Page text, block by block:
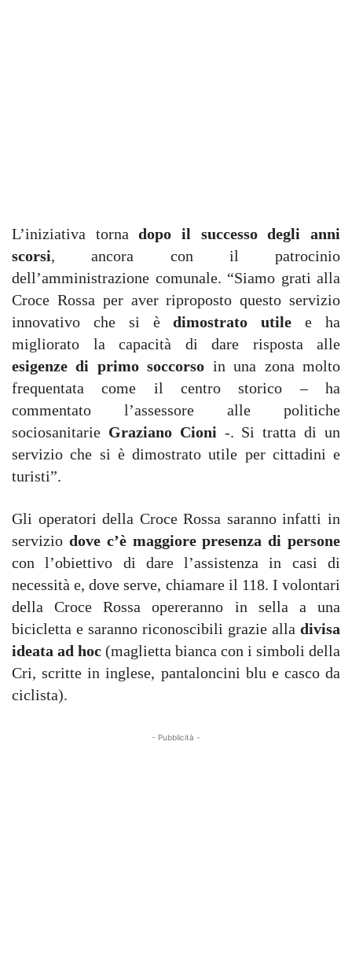
L’iniziativa tornadopo il successo degli anni
scorsi, ancora con il patrocinio
dell’amministrazione comunale. “Siamo grati alla
Croce Rossa per aver riproposto questo servizio
innovativo che si èdimostrato utile e ha
migliorato la capacità di dare risposta alle
esigenze di primo soccorso in una zona molto
frequentata come il centro storico – ha
commentato l’assessore alle politiche
sociosanitarie Graziano Cioni -. Si tratta di un
servizio che si è dimostrato utile per cittadini e
turisti”.
Gli operatori della Croce Rossa saranno infatti in
servizio dove c’è maggiore presenza di persone
con l’obiettivo di dare l’assistenza in casi di
necessità e, dove serve, chiamare il 118. I volontari
della Croce Rossa opereranno in sella a una
bicicletta e saranno riconoscibili grazie alla divisa
ideata ad hoc (maglietta bianca con i simboli della
Cri, scritte in inglese, pantaloncini blu e casco da
ciclista).
- Pubblicità -